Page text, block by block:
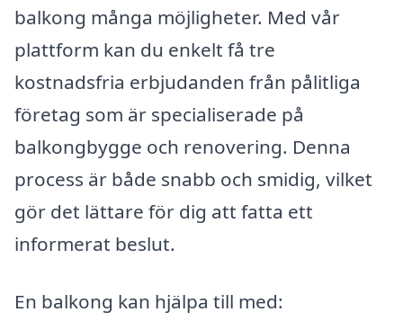
balkong många möjligheter. Med vår
plattform kan du enkelt få tre
kostnadsfria erbjudanden från pålitliga
företag som är specialiserade på
balkongbygge och renovering. Denna
process är både snabb och smidig, vilket
gör det lättare för dig att fatta ett
informerat beslut.
En balkong kan hjälpa till med: